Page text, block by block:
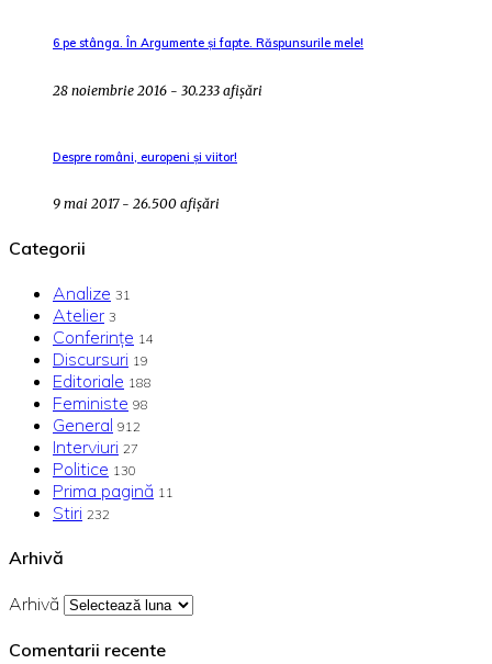
6 pe stânga. În Argumente și fapte. Răspunsurile mele!
28 noiembrie 2016 - 30.233 afișări
Despre români, europeni și viitor!
9 mai 2017 - 26.500 afișări
Categorii
Analize 31
Atelier 3
Conferințe 14
Discursuri 19
Editoriale 188
Feministe 98
General 912
Interviuri 27
Politice 130
Prima pagină 11
Stiri 232
Arhivă
Arhivă
Comentarii recente